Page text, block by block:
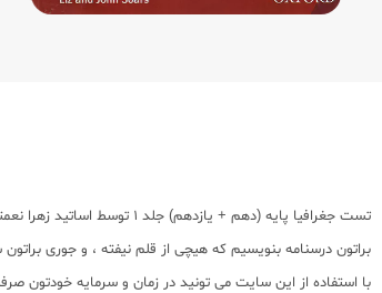
تست جغرافیا پایه (دهم + یازدهم) جلد 1 توسط اساتید زهرا نعمتی . الهه همایون زاده در
براتون درسنامه بنویسیم که هیچی از قلم نیفته ، و جوری
با استفاده از این سایت می تونید در زمان و سرمایه خودتون